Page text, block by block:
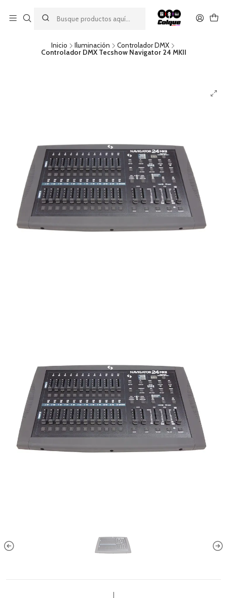
descuento por pago con transferencia bancaria
por una compra mínima de $49.990. Este descuento no es
acumulable a otras promociones ni aplicable a gastos de envío.
Inicio Iluminación
Controlador DMX
Controlador DMX Tecshow Navigator 24 MKII